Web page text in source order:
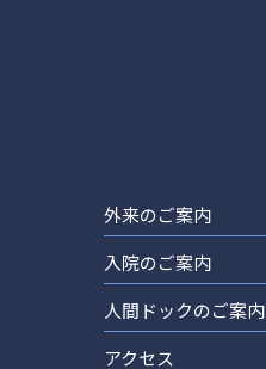
外来のご案内
入院のご案内
人間ドックのご案内
アクセス